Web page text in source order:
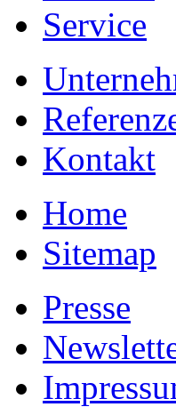
Service
Kontakt
Home
Sitemap
Presse